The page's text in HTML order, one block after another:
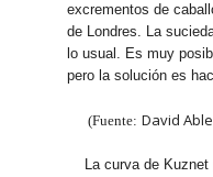
excrementos de
de Londres. La
lo usual. Es muy
pero la solución es
(Fuente: David
La curva de